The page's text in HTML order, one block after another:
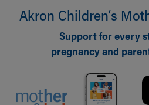
Akron Children‘s
Support for every
pregnancy and